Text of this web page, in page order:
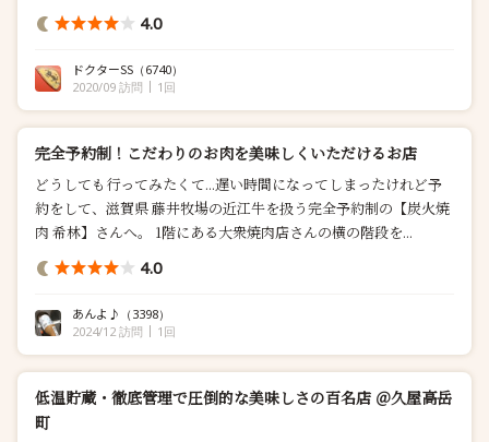
っているので誰にも邪魔されず食事に集中したいときには重宝す
る造りとなっていた。通常の焼肉屋さんとは違う高級感のある雰
囲気である。 さて今回はおまかせメニューでお願いした。単品も
あるようだがやはり初めての店は店主のおスス...
4.0
ドクターSS （6740）
2020/09 訪問
1回
完全予約制！こだわりのお肉を美味しくいただけるお店
どうしても行ってみたくて...遅い時間になってしまったけれど予
約をして、滋賀県 藤井牧場の近江牛を扱う完全予約制の【炭火焼
肉 希林】さんへ。 1階にある大衆焼肉店さんの横の階段を...
4.0
あんよ♪ （3398）
2024/12 訪問
1回
低温貯蔵・徹底管理で圧倒的な美味しさの百名店 ＠久屋高岳
町